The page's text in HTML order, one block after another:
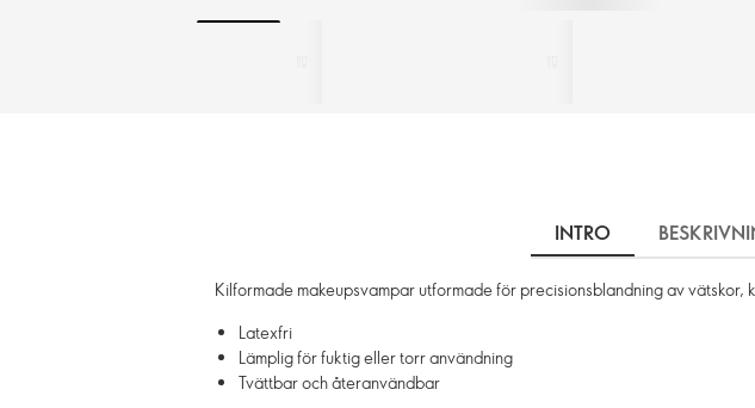
INTRO
Kilformade makeupsvampar utformade för precisionsblandning av
Latexfri
Lämplig för fuktig eller torr användning
Tvättbar och återanvändbar